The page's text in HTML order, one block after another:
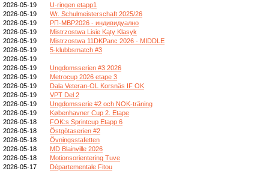
2026-05-19
U-ringen etapp1
2026-05-19
Wr. Schulmeisterschaft 2025/26
2026-05-19
РП-МВР2026 - индивидуално
2026-05-19
Mistrzostwa Lisie Kąty Klasyk
2026-05-19
Mistrzostwa 11DKPanc 2026 - MIDDLE
2026-05-19
5-klubbsmatch #3
2026-05-19
2026-05-19
Ungdomsserien #3 2026
2026-05-19
Metrocup 2026 etape 3
2026-05-19
Dala Veteran-OL Korsnäs IF OK
2026-05-19
VPT Del 2
2026-05-19
Ungdomsserie #2 och NOK-träning
2026-05-19
Københavner Cup 2. Etape
2026-05-18
FOK:s Sprintcup Etapp 6
2026-05-18
Östgötaserien #2
2026-05-18
Övningsstafetten
2026-05-18
MD Blainville 2026
2026-05-18
Motionsorientering Tuve
2026-05-17
Départementale Fitou